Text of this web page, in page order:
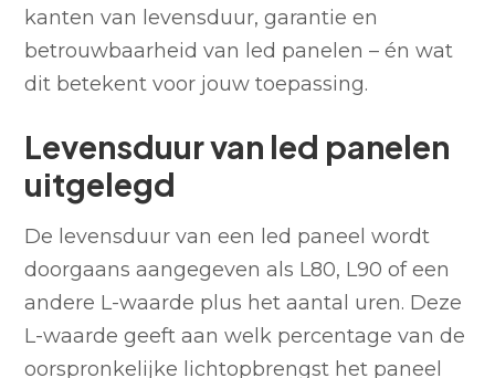
kanten van levensduur, garantie en
betrouwbaarheid van led panelen – én wat
dit betekent voor jouw toepassing.
Levensduur van led panelen
uitgelegd
De levensduur van een led paneel wordt
doorgaans aangegeven als L80, L90 of een
andere L-waarde plus het aantal uren. Deze
L-waarde geeft aan welk percentage van de
oorspronkelijke lichtopbrengst het paneel